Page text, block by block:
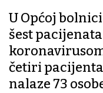
U Općoj
šest
četiri
nalaze 73